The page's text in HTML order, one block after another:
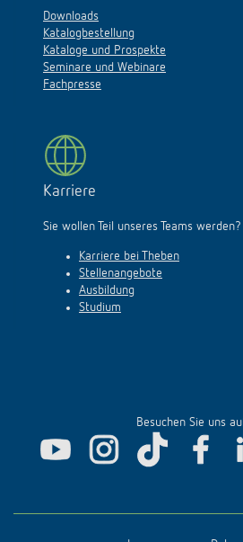
Downloads
Katalogbestellung
Kataloge und Prospekte
Seminare und Webinare
Fachpresse
Karriere
Karriere bei Theben
Stellenangebote
Ausbildung
Studium
Besuchen Sie uns auf: